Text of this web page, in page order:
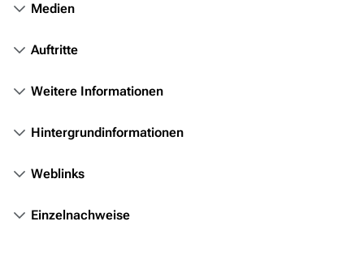
Medien
Auftritte
Weitere Informationen
Hintergrundinformationen
Weblinks
Einzelnachweise